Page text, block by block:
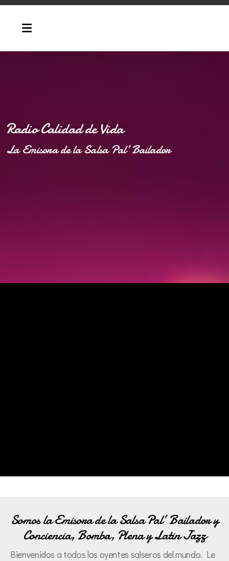
Radio Calidad de Vida
La Emisora de la Salsa Pal’ Bailador
Somos la Emisora de la Salsa Pal’ Bailador y
Conciencia, Bomba, Plena y Latin Jazz
Bienvenidos a todos los oyentes salseros del mundo. Le